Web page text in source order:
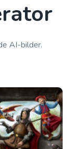
AI-bilder.